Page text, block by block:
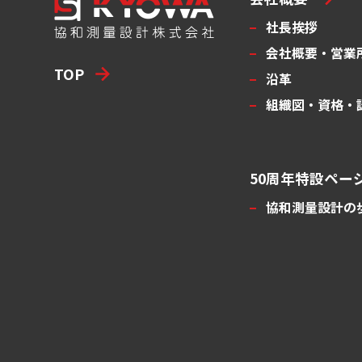
TOP
社長挨拶
会社概要・営業
沿革
組織図・資格・
50周年特設ペー
協和測量設計の